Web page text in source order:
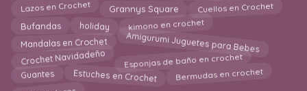
Lazos en Crochet Grannys Square Cuellos en Crochet
Bufandas holiday kimono en crochet
Mandalas en Crochet Amigurumi Juguetes para Bebes
Crochet Navidadeño Esponjas de baño en crochet
Guantes Estuches en Crochet Bermudas en crochet